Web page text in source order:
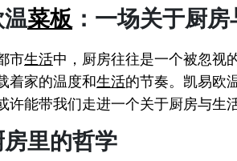
菜板 ：一场关于厨房
市生活中，厨房往往是一个被忽视
着家的温度和生活的节奏。凯易欧
许能带我们走进一个关于厨房与生
里的哲学